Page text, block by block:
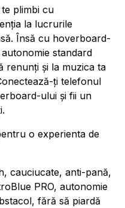
plimbi cu
la lucrurile
Însă cu hoverboard-
standard
renunți și la muzica ta
ți telefonul
ului și fii un
o experienta de
cauciucate, anti-pană,
PRO, autonomie
fără să piardă